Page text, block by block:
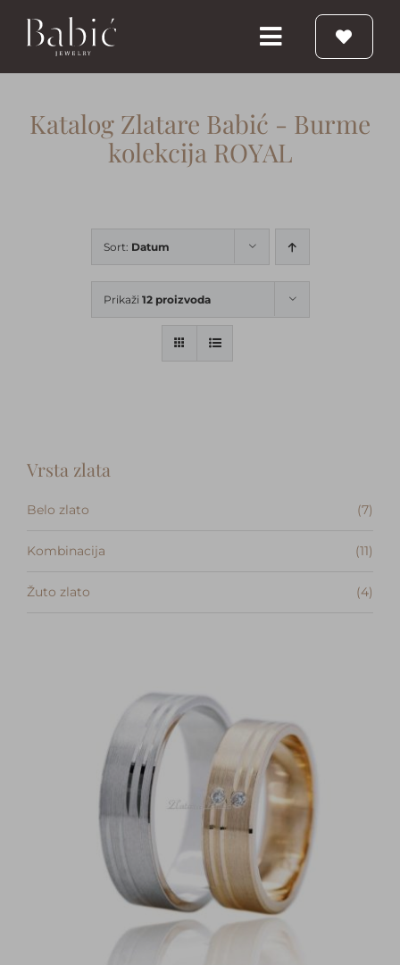
Toggle
Navigation
Vereničko prstenje
Katalog Zlatare Babić - Burme
kolekcija ROYAL
Sort: Datum
Prikaži 12 proizvoda
Vrsta zlata
Belo zlato (7)
Kombinacija (11)
Žuto zlato (4)